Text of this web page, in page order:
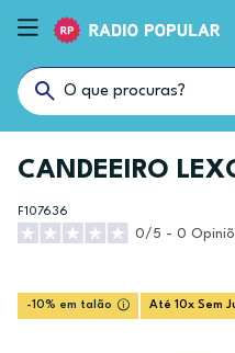
CANDEEIRO
F107636
0/5 - 0
-10% em talão Até 10x Sem